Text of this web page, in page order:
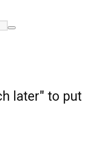
later" to put